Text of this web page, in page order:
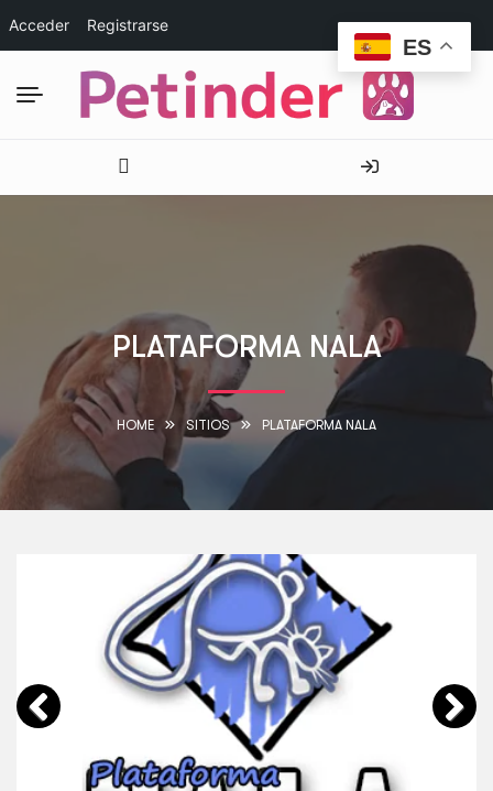
Acceder Registrarse
PLATAFORMA NALA
HOME SITIOS PLATAFORMA NALA
ES